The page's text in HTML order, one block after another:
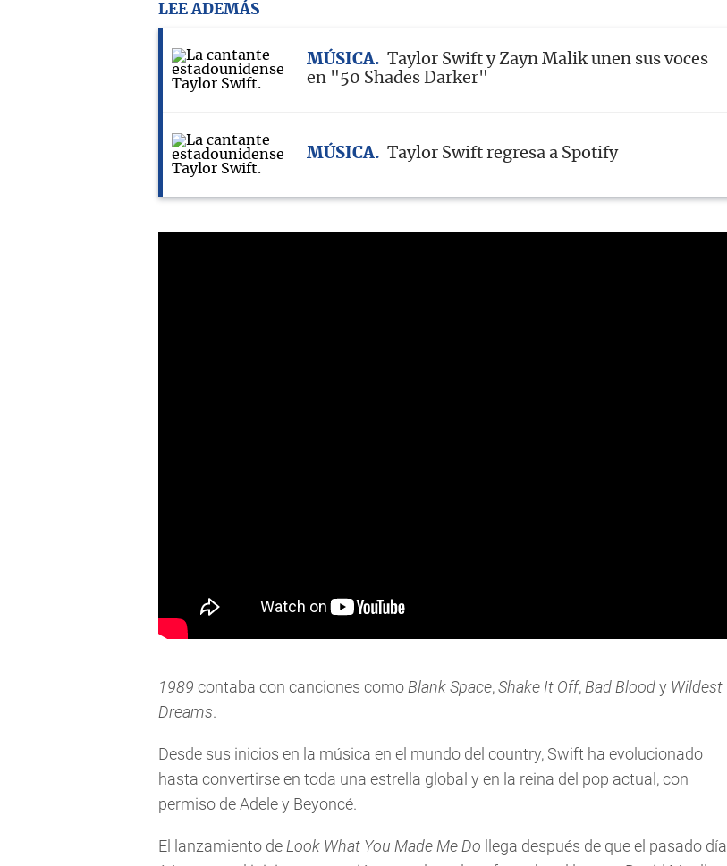
LEE ADEMÁS
MÚSICA
Taylor Swift y Zayn Malik unen sus voces
en "50 Shades Darker"
MÚSICA Taylor Swift regresa a Spotify
1989 contaba con canciones como Blank Space,Shake It Off, Bad Bloody Wildest
Dreams.
Desde sus inicios en la música en el mundo del country, Swift ha evolucionado
hasta convertirse en toda una estrella global y en la reina del pop actual, con
permiso de Adele y Beyoncé.
El lanzamiento de Look What You Made Me Do llega después de que el pasado día